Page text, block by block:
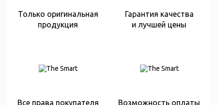
Только оригинальная
продукция
Гарантия качества
и лучшей цены
Все права покупателя
Возможность оплаты